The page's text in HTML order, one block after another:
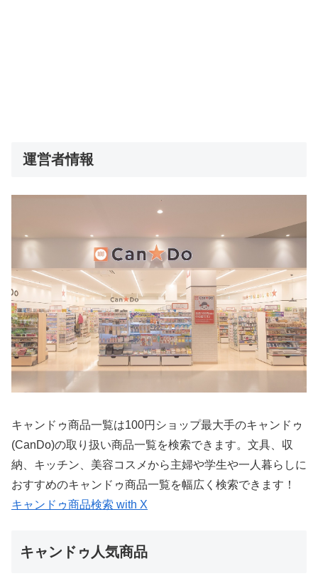
運営者情報
キャンドゥ商品一覧は100円ショップ最大手のキャンドゥ
(CanDo)の取り扱い商品一覧を検索できます。文具、収
納、キッチン、美容コスメから主婦や学生や一人暮らしに
おすすめのキャンドゥ商品一覧を幅広く検索できます！
キャンドゥ商品検索 with X
キャンドゥ人気商品